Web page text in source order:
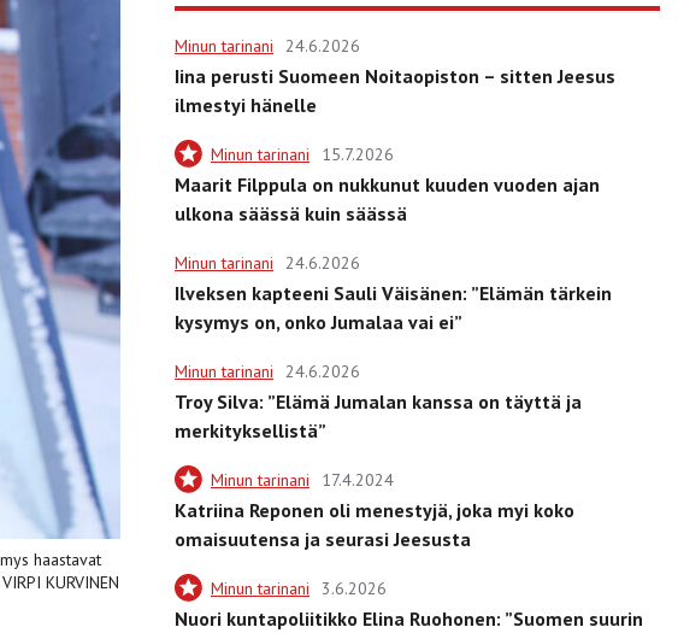
haastavat
KURVINEN
Minun tarinani 24.6.2026
Iina perusti Suomeen Noitaopiston – sitten Jeesus
ilmestyi hänelle
Minun tarinani 15.7.2026
Maarit Filppula on nukkunut kuuden vuoden ajan
ulkona säässä kuin säässä
Minun tarinani 24.6.2026
Ilveksen kapteeni Sauli Väisänen: ”Elämän tärkein
kysymys on, onko Jumalaa vai ei”
Minun tarinani 24.6.2026
Troy Silva: ”Elämä Jumalan kanssa on täyttä ja
merkityksellistä”
Minun tarinani 17.4.2024
Katriina Reponen oli menestyjä, joka myi koko
omaisuutensa ja seurasi Jeesusta
Minun tarinani 3.6.2026
Nuori kuntapoliitikko Elina Ruohonen: ”Suomen suurin